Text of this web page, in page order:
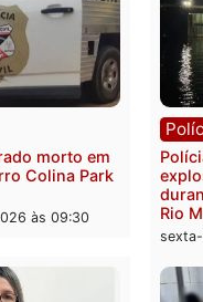
apreende 400
e prende
2026 às 09:40